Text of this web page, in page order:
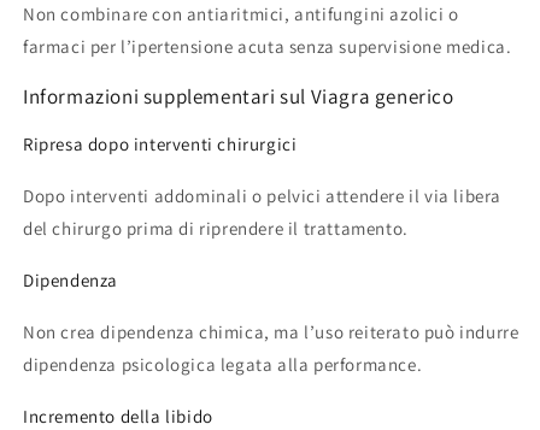
Non combinare con antiaritmici, antifungini azolici o
farmaci per l’ipertensione acuta senza supervisione medica.
Informazioni supplementari sul Viagra generico
Ripresa dopo interventi chirurgici
Dopo interventi addominali o pelvici attendere il via libera
del chirurgo prima di riprendere il trattamento.
Dipendenza
Non crea dipendenza chimica, ma l’uso reiterato può indurre
dipendenza psicologica legata alla performance.
Incremento della libido